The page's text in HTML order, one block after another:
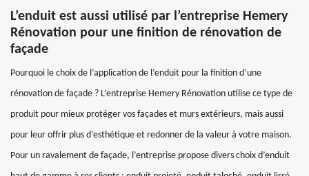
L’enduit est aussi utilisé par l’entreprise Hemery
Rénovation pour une finition de rénovation de
façade
Pourquoi le choix de l’application de l’enduit pour la finition d’une
rénovation de façade ? L’entreprise Hemery Rénovation utilise ce type de
produit pour mieux protéger vos façades et murs extérieurs, mais aussi
pour leur offrir plus d’esthétique et redonner de la valeur à votre maison.
Pour un ravalement de façade, l’entreprise propose divers choix d’enduit